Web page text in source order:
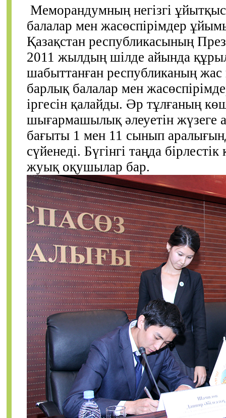
Меморандумның негізгі
балалар мен жасөспірімдер
Қазақстан республикасының
2011 жылдың шілде айында
шабыттанған республиканың
барлық балалар мен
іргесін қалайды. Әр тұлғаның
шығармашылық әлеуетін
бағыты 1 мен 11 сынып
сүйенеді. Бүгінгі таңда
жуық оқушылар бар.